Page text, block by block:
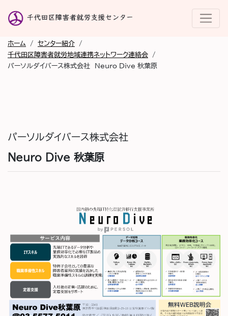
ホーム / センター紹介
/
千代田区障害者就労地域連携ネットワーク連絡会
/
パーソルダイバース株式会社 Neuro Dive 秋葉原
パーソルダイバース株式会社
Neuro Dive 秋葉原